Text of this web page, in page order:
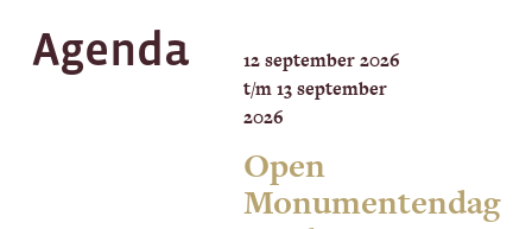
Agenda
12 september 2026
t/m 13 september
2026
Open
Monumentendag